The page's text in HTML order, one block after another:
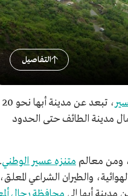
التفاصيل
، تبعد عن مدينة أبها نحو 20
مدينة الطائف حتى الحدود
ومن معالم متنزه عسير الوطني.
والطيران الشراعي المعلق،